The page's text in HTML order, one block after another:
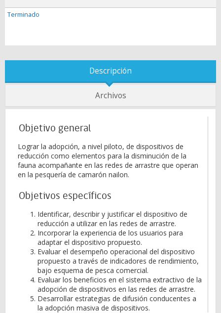
Terminado
Descripción
Archivos
Objetivo general
Lograr la adopción, a nivel piloto, de dispositivos de
reducción como elementos para la disminución de la
fauna acompañante en las redes de arrastre que operan
en la pesquería de camarón nailon.
Objetivos específicos
Identificar, describir y justificar el dispositivo de
reducción a utilizar en las redes de arrastre.
Incorporar la experiencia de los usuarios para
adaptar el dispositivo propuesto.
Evaluar el desempeño operacional del dispositivo
propuesto a través de indicadores de rendimiento,
bajo esquema de pesca comercial.
Evaluar los beneficios en el sistema extractivo de la
adopción de dispositivos en las redes de arrastre.
Desarrollar estrategias de difusión conducentes a
la adopción masiva de dispositivos.